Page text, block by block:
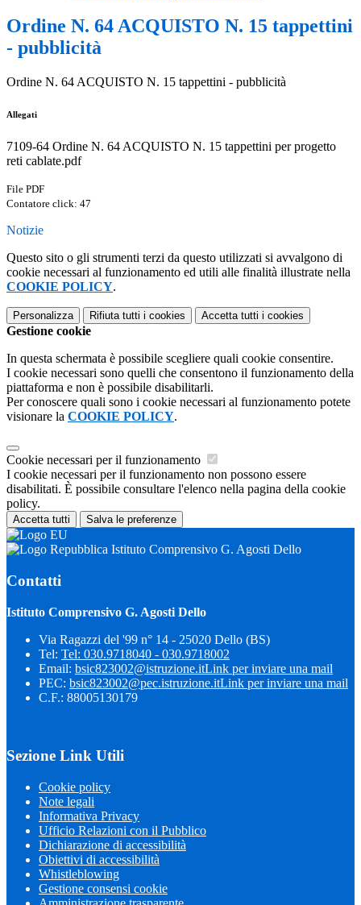
Ordine N. 64 ACQUISTO N. 15 tappettini
- pubblicità
Ordine N. 64 ACQUISTO N. 15 tappettini - pubblicità
Allegati
7109-64 Ordine N. 64 ACQUISTO N. 15 tappettini per progetto
reti cablate.pdf
File PDF
Contatore click: 47
Notizie
Questo sito o gli strumenti terzi da questo utilizzati si avvalgono di
cookie necessari al funzionamento ed utili alle finalità illustrate nella
COOKIE POLICY.
Personalizza Rifiuta tutti i cookies Accetta tutti i cookies
Gestione cookie
In questa schermata è possibile scegliere quali cookie consentire.
I cookie necessari sono quelli che consentono il funzionamento della
piattaforma e non è possibile disabilitarli.
Per conoscere quali sono i cookie necessari al funzionamento potete
visionare la COOKIE POLICY.
Cookie necessari per il funzionamento
I cookie necessari per il funzionamento non possono essere
disabilitati. È possibile consultare l'elenco nella pagina della cookie
policy.
Accetta tutti Salva le preferenze
Istituto Comprensivo G. Agosti Dello
Contatti
Istituto Comprensivo G. Agosti Dello
Via Ragazzi del '99 n° 14 - 25020 Dello (BS)
Tel: Tel: 030.9718040 - 030.9718002
Email: bsic823002@istruzione.itLink per inviare una mail
PEC: bsic823002@pec.istruzione.itLink per inviare una mail
C.F.: 88005130179
Sezione Link Utili
Cookie policy
Note legali
Informativa Privacy
Ufficio Relazioni con il Pubblico
Dichiarazione di accessibilità
Obiettivi di accessibilità
Whistleblowing
Gestione consensi cookie